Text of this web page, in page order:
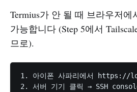
Termius가 안 될 때 브라우저에
가능합니다 (Step 5에서
므로).
1. 아이폰 사파리에서 https://